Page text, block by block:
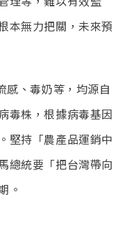
本無力把關，未來預
感、毒奶等，均源自
毒株，根據病毒基因
堅持「農產品運銷中
總統要「把台灣帶向
。